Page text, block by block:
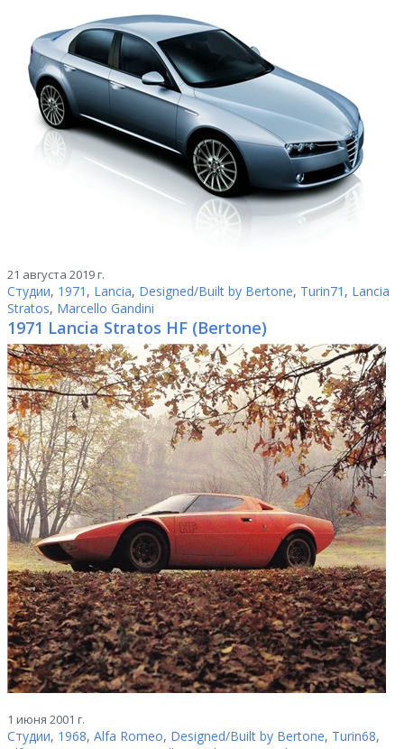
21 августа 2019 г.
Студии, 1971 , Lancia, Designed/Built by Bertone, Turin71 , Lancia
Stratos, Marcello Gandini
1971 Lancia Stratos HF (Bertone)
1 июня 2001 г.
Студии, 1968, Alfa Romeo, Designed/Built by Bertone, Turin68,